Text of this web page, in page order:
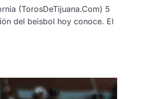
(TorosDeTijuana.Com) 5
del beisbol hoy conoce. El